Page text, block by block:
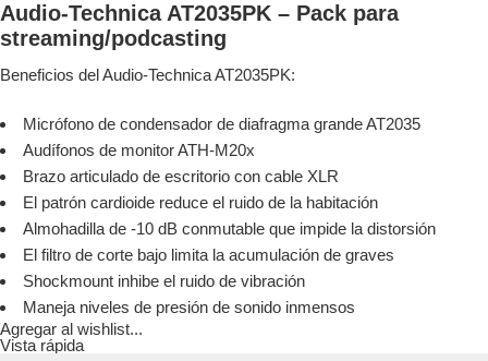
Audio-Technica AT2035PK – Pack para
streaming/podcasting
Beneficios del Audio-Technica AT2035PK:
Micrófono de condensador de diafragma grande AT2035
Audífonos de monitor ATH-M20x
Brazo articulado de escritorio con cable XLR
El patrón cardioide reduce el ruido de la habitación
Almohadilla de -10 dB conmutable que impide la distorsión
El filtro de corte bajo limita la acumulación de graves
Shockmount inhibe el ruido de vibración
Maneja niveles de presión de sonido inmensos
Agregar al wishlist...
Vista rápida